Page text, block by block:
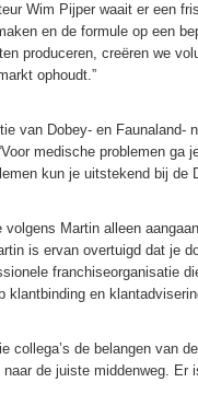
Wim Pijper waait er een
en de formule op een
produceren, creëren we
ophoudt.”
van Dobey- en
medische problemen
kun je uitstekend bij de
Martin alleen
is ervan overtuigd dat je
franchiseorganisatie
en
collega’s de belangen van
de juiste middenweg.